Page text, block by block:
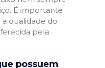
É importante
a qualidade do
pela
possuem